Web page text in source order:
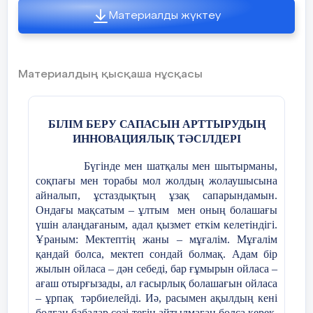
мектебі, №2,2005ж.
3. Поташник. Инновационный процесс в
4. Е.С.Сарманов, С.К.Сапаров. Сабақта
2
орнатуға және үздіксіз жетілдіру
тәжірибесі ретінде оқу процесінде
бастапқы бөлігі студенттерге маңызды деп
анықтағанПОшешімдеріне сәйкес келетін
анықтауға мүмкіндік берді.
дағдыларын көрсетіңіз. 2. Сәйкес
идеяларды, пікірлерді, сезімдерді
нақтылаңыз 3. Әртүрлі дереккөздерден
алынған сәйкес ақпаратқа оң ықпал ету 4.
Ақпаратты түсіндіру және бағалау
5.Түлектердің атрибуты дағдыларының
нәтижелері талдау 6 Топта тиімді жұмыс
жасау. анықтама7 . Ауызша баяндама
жаса п , бағалау әрекеттерін үйрену8
Сыни журнал мақаласын талдау (жеке)
2024-2025 оқу жылы
Физика сабағында ойын элементтерін
кіріктіре отырып шығармашыл
тұлғаны қалыптастыру
Қазіргі кезеңде әлі де болса, орта мектеп
оқушыларының білімдерінде
формализмнің элементгері кездесуде.
Материалды жүктеу
Материалдың қысқаша нұсқасы
БІЛІМ БЕРУ САПАСЫН АРТТЫРУДЫҢ
ИННОВАЦИЯЛЫҚ ТӘСІЛДЕРІ
Бүгінде мен шатқалы мен шытырманы,
соқпағы мен торабы мол жолдың жолаушысына
айналып, ұстаздықтың ұзақ сапарындамын.
Ондағы мақсатым – ұлтым мен оның болашағы
үшін алаңдағаным, адал қызмет еткім келетіндігі.
Ұраным: Мектептің жаны – мұғалім. Мұғалім
қандай болса, мектеп сондай болмақ. Адам бір
жылын ойласа – дән себеді, бар ғұмырын ойласа –
ағаш отырғызады, ал ғасырлық болашағын ойласа
– ұрпақ тәрбиелейді. Иә, расымен ақылдың кені